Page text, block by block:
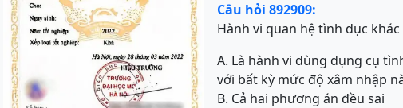
Câu hỏi 892909:
Hành vi quan hệ tình dục khác
A. Là hành vi dùng dụng cụ
với bất kỳ mức độ xâm nhập
B. Cả hai phương án đều sai